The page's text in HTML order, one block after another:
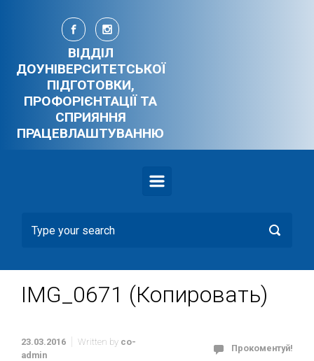
Skip to main content
ВІДДІЛ
ДОУНІВЕРСИТЕТСЬКОЇ
ПІДГОТОВКИ,
ПРОФОРІЄНТАЦІЇ ТА
СПРИЯННЯ
ПРАЦЕВЛАШТУВАННЮ
IMG_0671 (Копировать)
23.03.2016 Written by co-
admin
Прокоментуй!